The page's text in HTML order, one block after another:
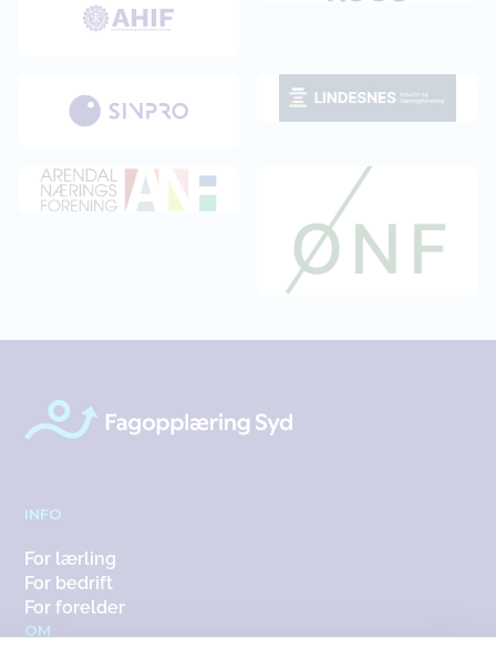
INFO
For lærling
For bedrift
For forelder
OM